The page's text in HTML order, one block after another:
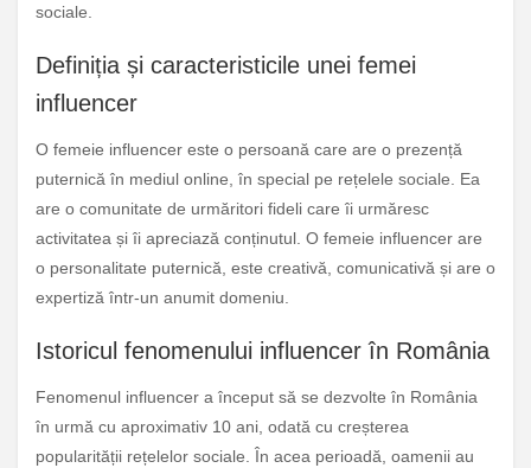
sociale.
Definiția și caracteristicile unei femei
influencer
O femeie influencer este o persoană care are o prezență
puternică în mediul online, în special pe rețelele sociale. Ea
are o comunitate de urmăritori fideli care îi urmăresc
activitatea și îi apreciază conținutul. O femeie influencer are
o personalitate puternică, este creativă, comunicativă și are o
expertiză într-un anumit domeniu.
Istoricul fenomenului influencer în România
Fenomenul influencer a început să se dezvolte în România
în urmă cu aproximativ 10 ani, odată cu creșterea
popularității rețelelor sociale. În acea perioadă, oamenii au